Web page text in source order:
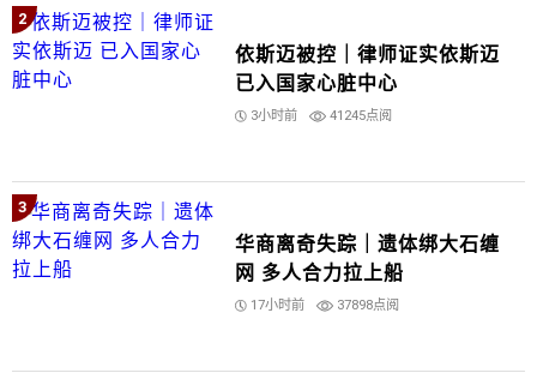
2
依斯迈被控｜律师证实依斯迈
已入国家心脏中心
3小时前 41245点阅
3
华商离奇失踪｜遗体绑大石缠
网 多人合力拉上船
17小时前 37898点阅